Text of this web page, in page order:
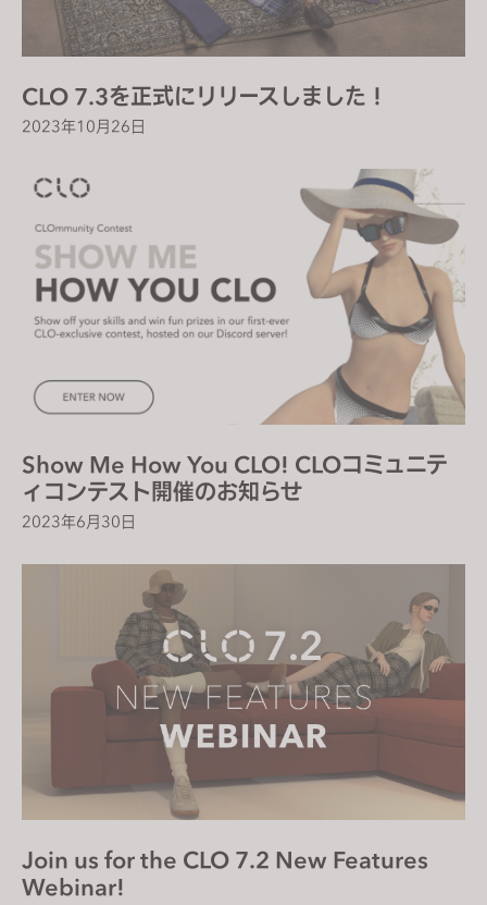
CLO 7.3を正式にリリースしました！
2023年10月26日
Show Me How You CLO! CLOコミュニテ
ィコンテスト開催のお知らせ
2023年6月30日
Join us for the CLO 7.2 New Features
Webinar!